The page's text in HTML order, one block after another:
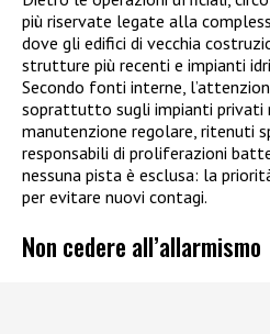
più riservate legate alla
dove gli edifici di vecchia
strutture più recenti e impianti
Secondo fonti interne,
soprattutto sugli impianti privati
manutenzione regolare, ritenuti
responsabili di proliferazioni
nessuna pista è esclusa: la
per evitare nuovi contagi.
Non cedere all’allarmismo